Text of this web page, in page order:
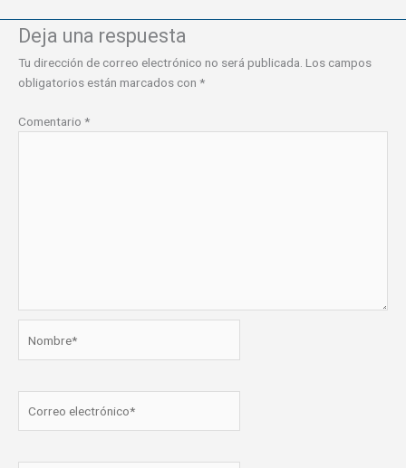
Deja una respuesta
Tu dirección de correo electrónico no será publicada. Los campos
obligatorios están marcados con *
Comentario *
electrónico*